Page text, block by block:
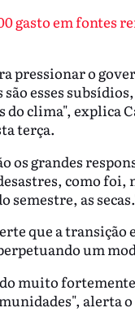
gasto em fontes
pressionar o
são esses
do clima", explica
terça.
os grandes
como
semestre, as
que a transição
um
muito
alerta